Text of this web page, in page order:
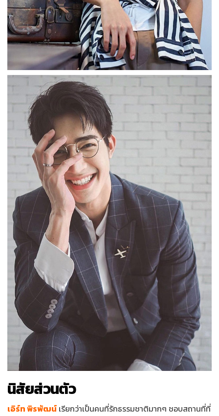
นิสัยส่วนตัว
เอิร์ท พิรพัฒน์ เรียกว่าเป็นคนที่รักธรรมชาติมากๆ ชอบสถานที่ที่